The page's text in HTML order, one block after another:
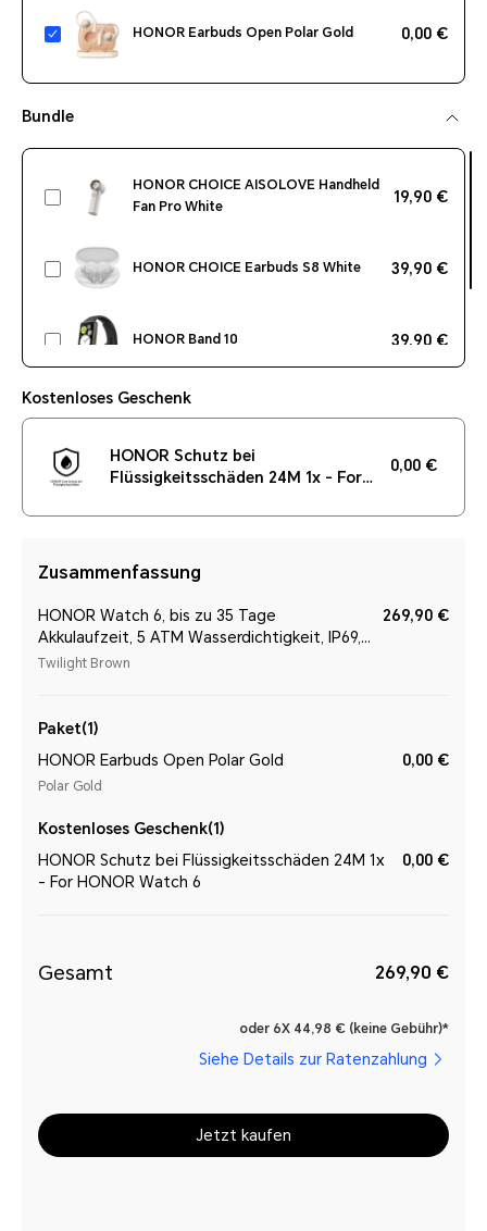
HONOR Earbuds Open Polar Gold 0,00 €
Bundle
HONOR CHOICE AISOLOVE Handheld
Fan Pro White
19,90 €
HONOR CHOICE Earbuds S8 White 39,90 €
HONOR Band 10 39,90 €
HONOR CHOICE enabot Pet
Companion Robot
Kostenloses Geschenk
HONOR Schutz bei
Flüssigkeitsschäden 24M 1x - For
0,00 €
Zusammenfassung
HONOR Watch 6, bis zu 35 Tage
Akkulaufzeit, 5 ATM Wasserdichtigkeit, IP69,
46 mm, Twilight Brown
Twilight Brown
269,90 €
Paket(1)
HONOR Earbuds Open Polar Gold
Polar Gold
0,00 €
Kostenloses Geschenk(1)
HONOR Schutz bei Flüssigkeitsschäden 24M 1x
- For HONOR Watch 6
0,00 €
Gesamt 269,90 €
oder 6X 44,98 € (keine Gebühr)*
Siehe Details zur Ratenzahlung
Jetzt kaufen